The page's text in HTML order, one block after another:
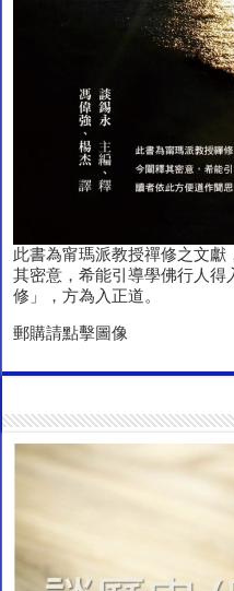
此書為甯瑪派教授禪修之文
其密意，希能引導學佛行人
修」，方為入正道。
郵購請點擊圖像